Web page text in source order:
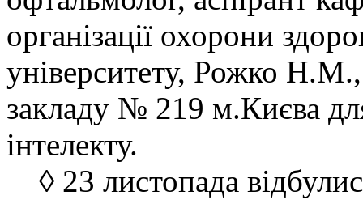
організації охорони
університету, Рожко Н.М.,
закладу № 219 м.Києва
інтелекту.
◊ 23 листопада